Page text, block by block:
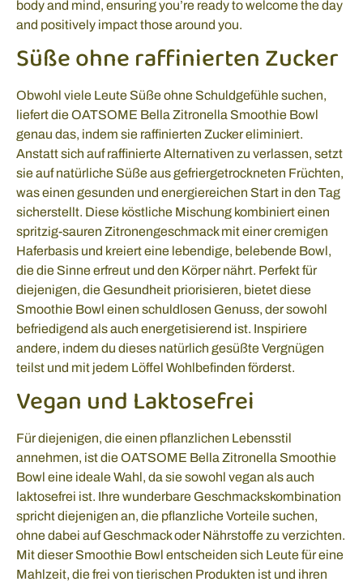
body and mind, ensuring you’re ready to welcome the day
and positively impact those around you.
Süße ohne raffinierten Zucker
Obwohl viele Leute Süße ohne Schuldgefühle suchen,
liefert die OATSOME Bella Zitronella Smoothie Bowl
genau das, indem sie raffinierten Zucker eliminiert.
Anstatt sich auf raffinierte Alternativen zu verlassen, setzt
sie auf natürliche Süße aus gefriergetrockneten Früchten,
was einen gesunden und energiereichen Start in den Tag
sicherstellt. Diese köstliche Mischung kombiniert einen
spritzig-sauren Zitronengeschmack mit einer cremigen
Haferbasis und kreiert eine lebendige, belebende Bowl,
die die Sinne erfreut und den Körper nährt. Perfekt für
diejenigen, die Gesundheit priorisieren, bietet diese
Smoothie Bowl einen schuldlosen Genuss, der sowohl
befriedigend als auch energetisierend ist. Inspiriere
andere, indem du dieses natürlich gesüßte Vergnügen
teilst und mit jedem Löffel Wohlbefinden förderst.
Vegan und Laktosefrei
Für diejenigen, die einen pflanzlichen Lebensstil
annehmen, ist die OATSOME Bella Zitronella Smoothie
Bowl eine ideale Wahl, da sie sowohl vegan als auch
laktosefrei ist. Ihre wunderbare Geschmackskombination
spricht diejenigen an, die pflanzliche Vorteile suchen,
ohne dabei auf Geschmack oder Nährstoffe zu verzichten.
Mit dieser Smoothie Bowl entscheiden sich Leute für eine
Mahlzeit, die frei von tierischen Produkten ist und ihren